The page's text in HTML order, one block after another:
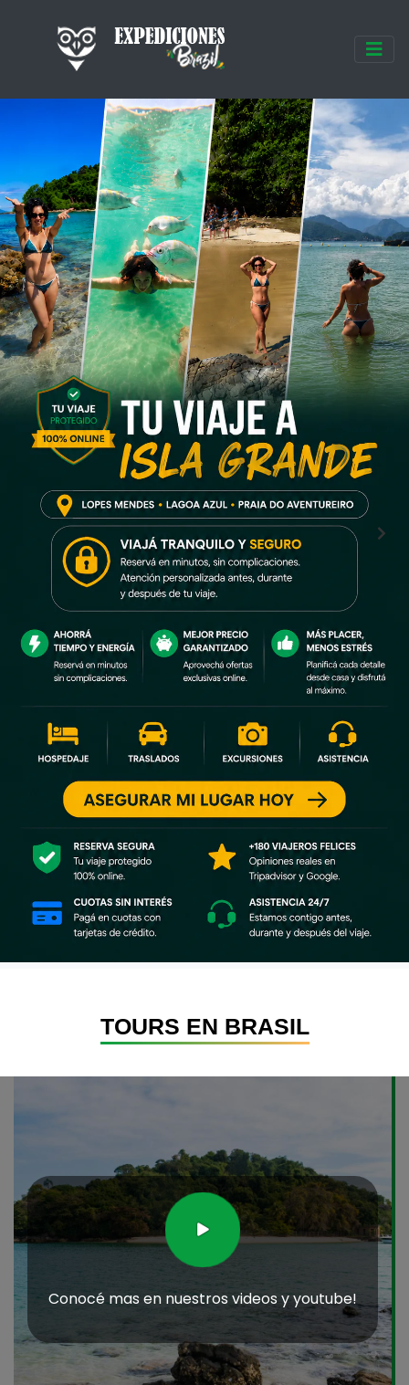
TOURS EN BRASIL
Conocé mas en nuestros videos y youtube!